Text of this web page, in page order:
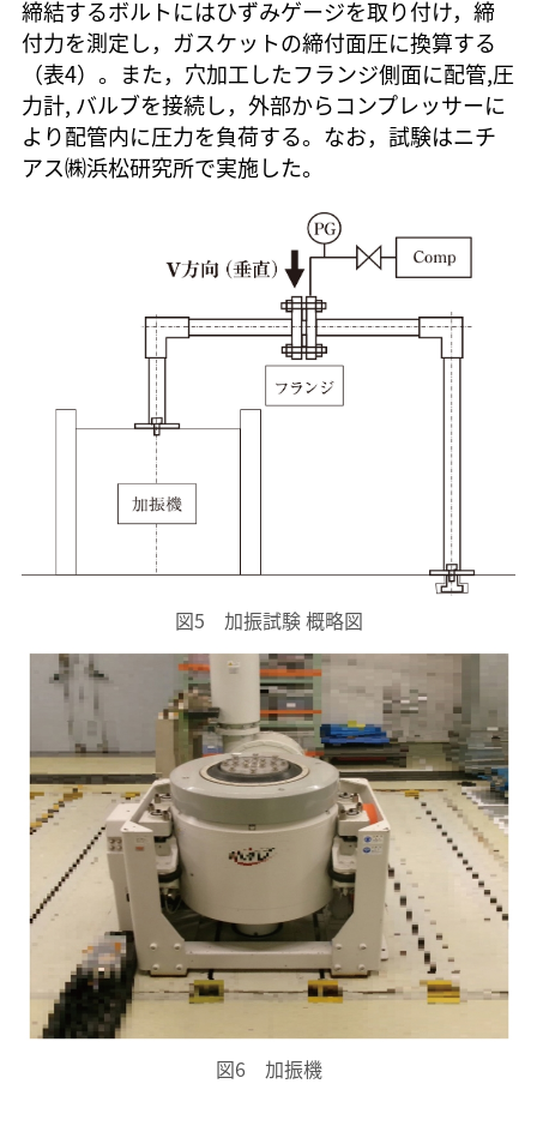
締結するボルトにはひずみゲージを取り付け，締
付力を測定し，ガスケットの締付面圧に換算する
（表4）。また，穴加工したフランジ側面に配管,圧
力計, バルブを接続し，外部からコンプレッサーに
より配管内に圧力を負荷する。なお，試験はニチ
アス㈱浜松研究所で実施した。
図5 加振試験 概略図
図6 加振機